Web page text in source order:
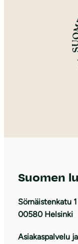
Suomen
Sörnäistenkatu 1
00580 Helsinki
Asiakaspalvelu